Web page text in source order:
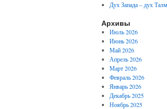
Дух Запада – дух
Архивы
Июль 2026
Июнь 2026
Май 2026
Апрель 2026
Март 2026
Февраль 2026
Январь 2026
Декабрь 2025
Ноябрь 2025